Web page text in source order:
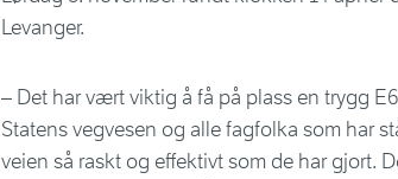
Levanger.
– Det har vært viktig å få på plass en trygg
Statens vegvesen og alle fagfolka som har
veien så raskt og effektivt som de har gjort.